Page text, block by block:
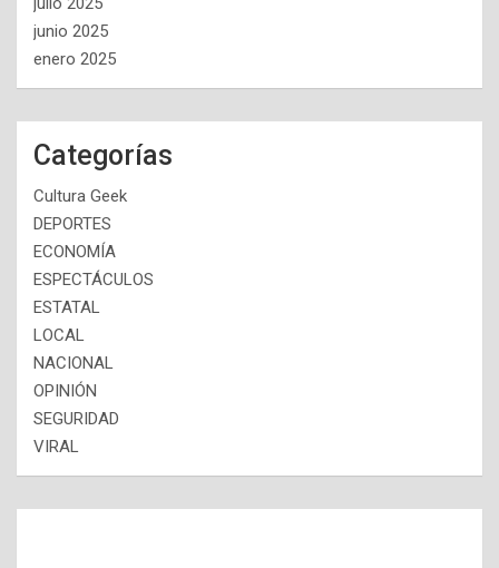
junio 2025
enero 2025
Categorías
Cultura Geek
DEPORTES
ECONOMÍA
ESPECTÁCULOS
ESTATAL
LOCAL
NACIONAL
OPINIÓN
SEGURIDAD
VIRAL